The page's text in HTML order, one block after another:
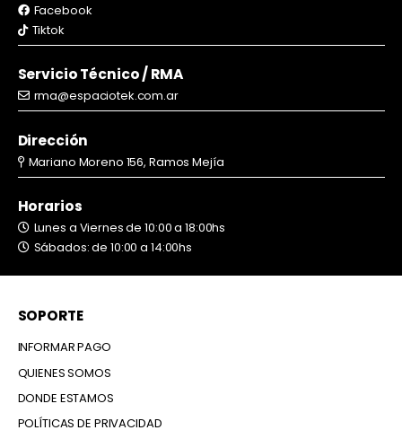
Facebook
Tiktok
Servicio Técnico / RMA
rma@espaciotek.com.ar
Dirección
Mariano Moreno 156, Ramos Mejía
Horarios
Lunes a Viernes de 10:00 a 18:00hs
Sábados: de 10:00 a 14:00hs
SOPORTE
INFORMAR PAGO
QUIENES SOMOS
DONDE ESTAMOS
POLÍTICAS DE PRIVACIDAD